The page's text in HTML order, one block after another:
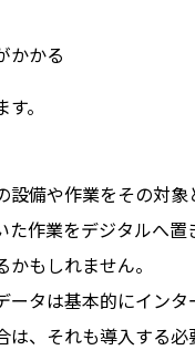
かかる
。
備や作業をその対象
作業をデジタルへ
もしれません。
ータは基本的にイン
、それも導入する必